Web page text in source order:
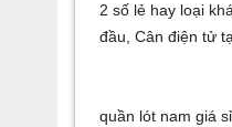
2 số lẻ hay loại
đầu,Cân điện tử
quần lót nam giá